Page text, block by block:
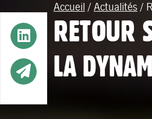
Accueil / Actualités /
RETOUR
LA
Button
Button